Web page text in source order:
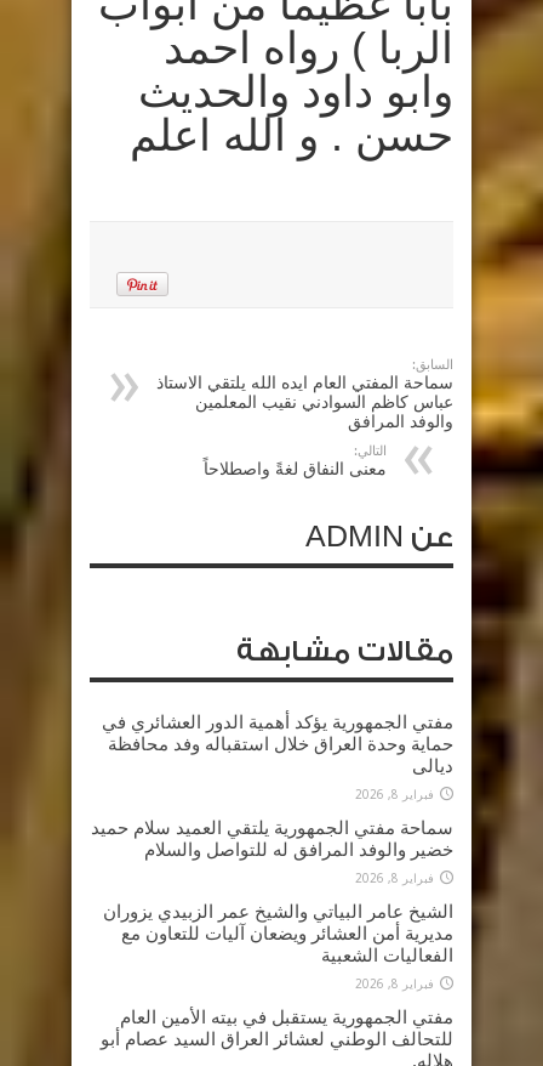
الربا ) رواه احمد
وابو داود والحديث
حسن . و الله اعلم
السابق:
سماحة المفتي العام ايده الله يلتقي الاستاذ
عباس كاظم السوادني نقيب المعلمين
والوفد المرافق
التالي:
معنى النفاق لغةً واصطلاحاً
عن ADMIN
مقالات مشابهة
مفتي الجمهورية يؤكد أهمية الدور العشائري في
حماية وحدة العراق خلال استقباله وفد محافظة
ديالى
فبراير 8, 2026
سماحة مفتي الجمهورية يلتقي العميد سلام حميد
خضير والوفد المرافق له للتواصل والسلام
فبراير 8, 2026
الشيخ عامر البياتي والشيخ عمر الزبيدي يزوران
مديرية أمن العشائر ويضعان آليات للتعاون مع
الفعاليات الشعبية
فبراير 8, 2026
مفتي الجمهورية يستقبل في بيته الأمين العام
للتحالف الوطني لعشائر العراق السيد عصام أبو
هلاله.